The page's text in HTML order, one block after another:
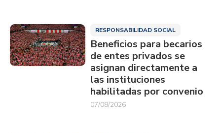
RESPONSABILIDAD SOCIAL
Beneficios para becarios
de entes privados se
asignan directamente a
las instituciones
habilitadas por convenio
07/08/2026